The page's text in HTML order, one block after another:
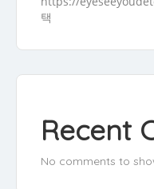
택
Recent
No comments to